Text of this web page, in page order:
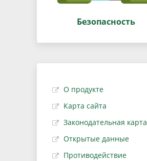
Безопасность
О продукте
Карта сайта
Законодательная карта
Открытые данные
Противодействие